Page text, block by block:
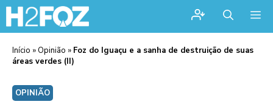
Início »Opinião » Foz do Iguaçu e a sanha de destruição de suas
áreas verdes (II)
OPINIÃO